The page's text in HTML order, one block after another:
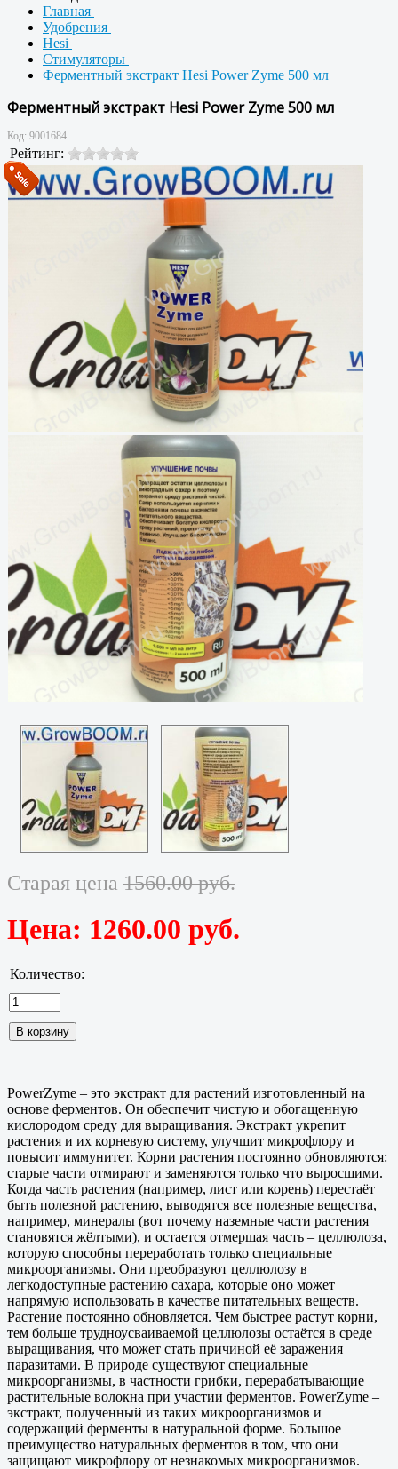
Главная
Удобрения
Hesi
Стимуляторы
Ферментный экстракт Hesi Power Zyme 500 мл
Ферментный экстракт Hesi Power Zyme 500 мл
Код: 9001684
Рейтинг:
Старая цена 1560.00 руб.
Цена: 1260.00 руб.
Количество:
PowerZyme – это экстракт для растений изготовленный на
основе ферментов. Он обеспечит чистую и обогащенную
кислородом среду для выращивания. Экстракт укрепит
растения и их корневую систему, улучшит микрофлору и
повысит иммунитет. Корни растения постоянно обновляются:
старые части отмирают и заменяются только что выросшими.
Когда часть растения (например, лист или корень) перестаёт
быть полезной растению, выводятся все полезные вещества,
например, минералы (вот почему наземные части растения
становятся жёлтыми), и остается отмершая часть – целлюлоза,
которую способны переработать только специальные
микроорганизмы. Они преобразуют целлюлозу в
легкодоступные растению сахара, которые оно может
напрямую использовать в качестве питательных веществ.
Растение постоянно обновляется. Чем быстрее растут корни,
тем больше трудноусваиваемой целлюлозы остаётся в среде
выращивания, что может стать причиной её заражения
паразитами. В природе существуют специальные
микроорганизмы, в частности грибки, перерабатывающие
растительные волокна при участии ферментов. PowerZyme –
экстракт, полученный из таких микроорганизмов и
содержащий ферменты в натуральной форме. Большое
преимущество натуральных ферментов в том, что они
защищают микрофлору от незнакомых микроорганизмов.